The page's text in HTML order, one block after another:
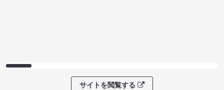
サイトを閲覧する